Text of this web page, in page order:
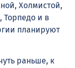
Холмистой,
и в
планируют
раньше, к